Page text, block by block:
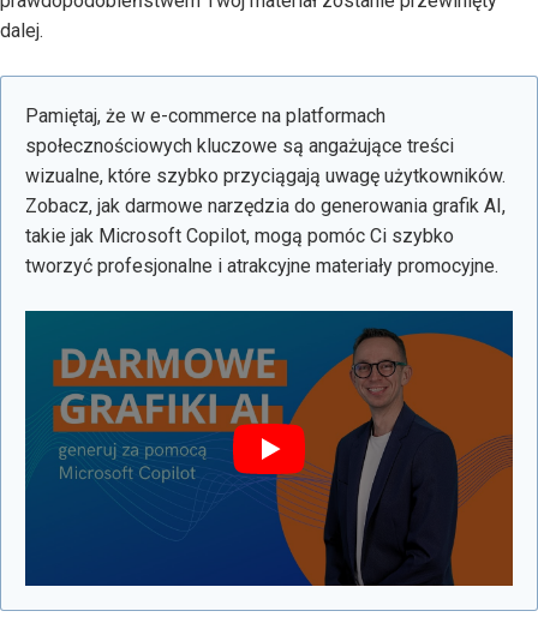
dalej.
Pamiętaj, że w e-commerce na platformach
społecznościowych kluczowe są angażujące treści
wizualne, które szybko przyciągają uwagę użytkowników.
Zobacz, jak darmowe narzędzia do generowania grafik AI,
takie jak Microsoft Copilot, mogą pomóc Ci szybko
tworzyć profesjonalne i atrakcyjne materiały promocyjne.